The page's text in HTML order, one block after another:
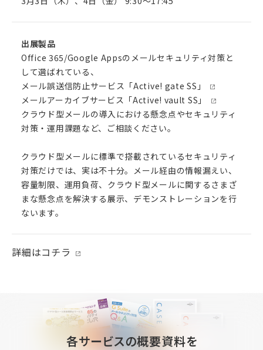
出展製品
Office 365/Google Appsのメールセキュリティ対策と
して選ばれている、
メール誤送信防止サービス「Active! gate SS」
メールアーカイブサービス「Active! vault SS」
クラウド型メールの導入における懸念点やセキュリティ
対策・運用課題など、ご相談ください。
クラウド型メールに標準で搭載されているセキュリティ
対策だけでは、実は不十分。メール経由の情報漏えい、
容量制限、運用負荷、クラウド型メールに関するさまざ
まな懸念点を解決する展示、デモンストレーションを行
ないます。
詳細はコチラ
各サービスの概要資料を